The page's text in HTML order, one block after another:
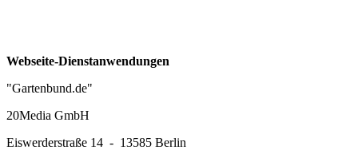
Webseite-Dienstanwendungen
"Gartenbund.de"
20Media GmbH
Eiswerderstraße 14 - 13585 Berlin